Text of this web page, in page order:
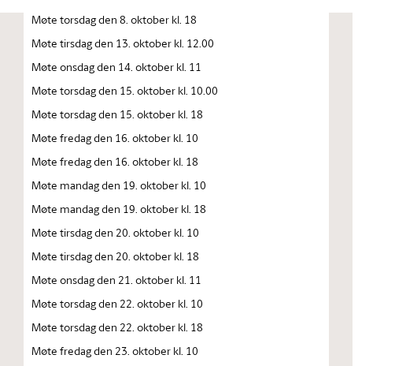
Møte torsdag den 8. oktober kl. 18
Møte tirsdag den 13. oktober kl. 12.00
Møte onsdag den 14. oktober kl. 11
Møte torsdag den 15. oktober kl. 10.00
Møte torsdag den 15. oktober kl. 18
Møte fredag den 16. oktober kl. 10
Møte fredag den 16. oktober kl. 18
Møte mandag den 19. oktober kl. 10
Møte mandag den 19. oktober kl. 18
Møte tirsdag den 20. oktober kl. 10
Møte tirsdag den 20. oktober kl. 18
Møte onsdag den 21. oktober kl. 11
Møte torsdag den 22. oktober kl. 10
Møte torsdag den 22. oktober kl. 18
Møte fredag den 23. oktober kl. 10